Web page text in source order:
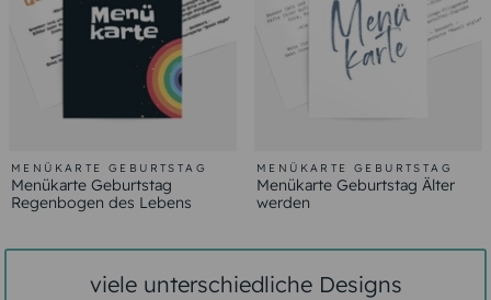
MENÜKARTE GEBURTSTAG
Menükarte Geburtstag
Regenbogen des Lebens
MENÜKARTE GEBURTSTAG
Menükarte Geburtstag Älter
werden
viele unterschiedliche Designs